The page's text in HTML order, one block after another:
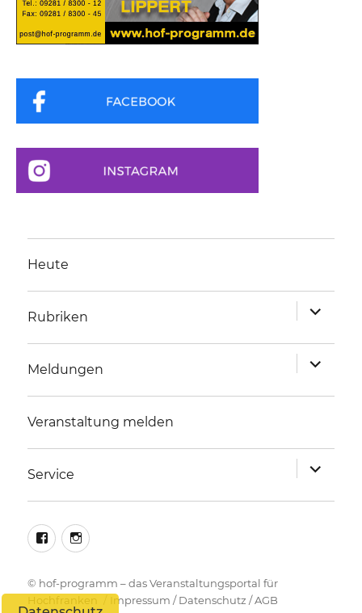
Heute
Rubriken
anzeigen
Meldungen
anzeigen
Veranstaltung melden
Service
anzeigen
facebookinstagram
© hof-programm – das Veranstaltungsportal für
Hochfranken
Impressum /Datenschutz /AGB